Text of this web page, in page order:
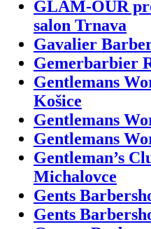
GLAM-OUR
salon Trnava
Gavalier
Gemerbarbier
Gentlemans
Košice
Gentlemans
Gentlemans
Gentleman’s
Michalovce
Gents
Gents